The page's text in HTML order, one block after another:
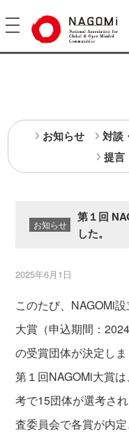
toggle
navigation
お知らせ 対談
提言
お知らせ
第１回
した。
2025年6月1日
このたび、NAGOMi
大賞（申込期間：
の受賞団体が決定しま
第１回NAGOMi⼤賞
考で15団体が選考さ
査委員会で各賞が内